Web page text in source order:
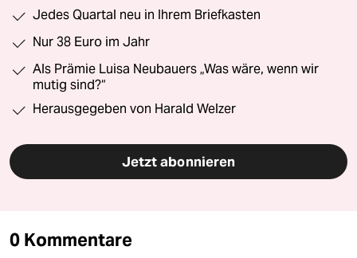
Jedes Quartal neu in Ihrem Briefkasten
Nur 38 Euro im Jahr
Als Prämie Luisa Neubauers „Was wäre, wenn wir
mutig sind?“
Herausgegeben von Harald Welzer
Jetzt abonnieren
0 Kommentare